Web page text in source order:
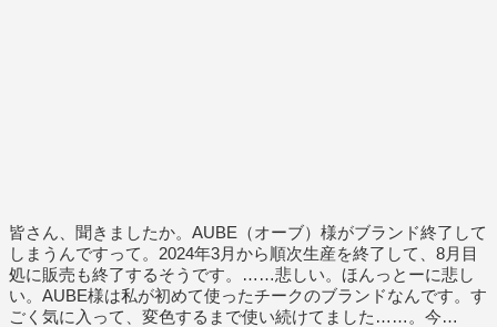
皆さん、聞きましたか。AUBE（オーブ）様がブランド終了して
しまうんですって。2024年3月から順次生産を終了して、8月目
処に販売も終了するそうです。……悲しい。ほんっとーに悲し
い。AUBE様は私が初めて使ったチークのブランドなんです。す
ごく気に入って、変色するまで使い続けてました……。今…